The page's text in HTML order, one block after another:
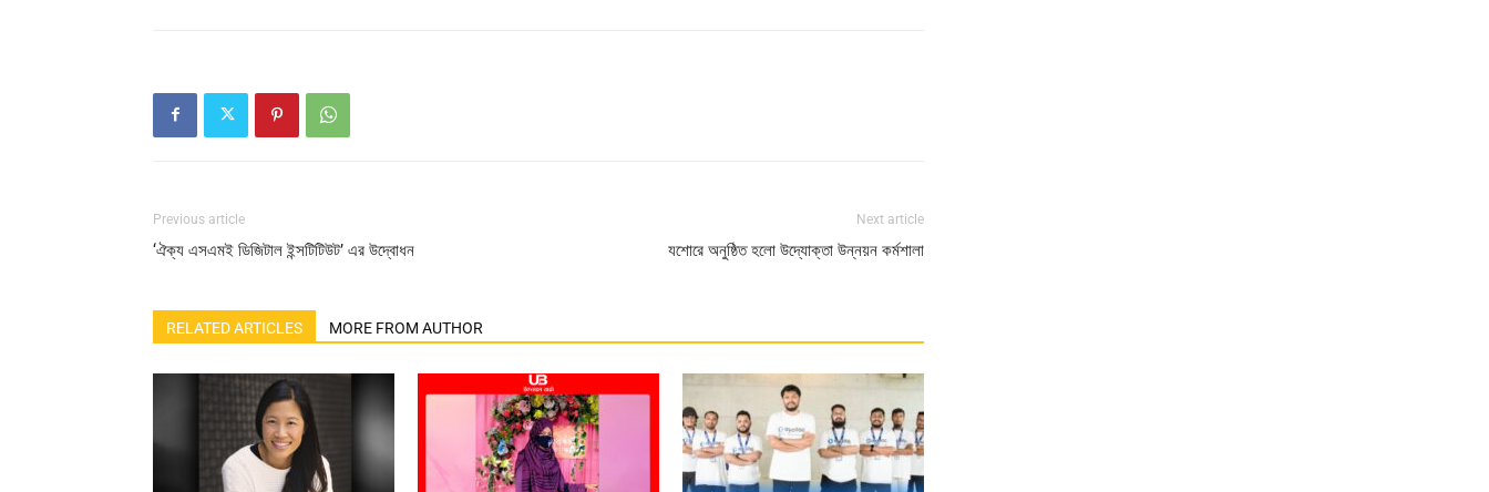
Previous article
‘ঐক্য এসএমই ডিজিটাল ইন্সটিটিউট’ এর উদ্বোধন
Next article
যশোরে অনুষ্ঠিত হলো উদ্যোক্তা উন্নয়ন কর্মশালা
RELATED ARTICLES MORE FROM AUTHOR